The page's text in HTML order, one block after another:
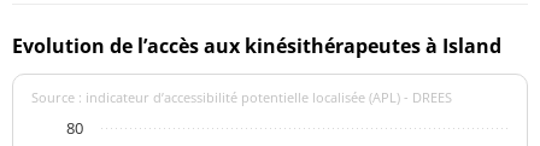
Evolution de l’accès aux kinésithérapeutes à Island
Source : indicateur d’accessibilité potentielle localisée (APL) - DREES
80